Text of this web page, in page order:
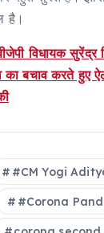
है।
विधायक
का बचाव करते हुए
#CM Yogi
#Corona